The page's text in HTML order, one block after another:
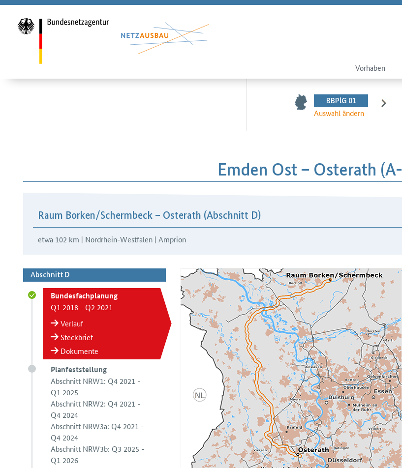
Vorhaben
BBPlG 01
Auswahl ändern
Emden Ost – Osterath
Raum Borken/​Schermbeck – Osterath (Abschnitt D)
etwa 102 km | Nordrhein-Westfalen | Amprion
Abschnitt D
Bundesfachplanung
Q1 2018 - Q2 2021
Verlauf
Steckbrief
Dokumente
Planfeststellung
Abschnitt NRW1: Q4 2021 -
Q1 2025
Abschnitt NRW2: Q4 2021 -
Q4 2024
Abschnitt NRW3a: Q4 2021 -
Q4 2024
Abschnitt NRW3b: Q3 2025 -
Q1 2026